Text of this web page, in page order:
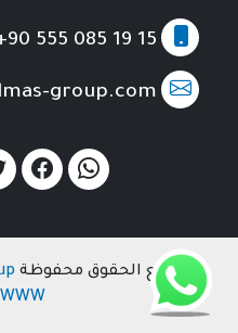
555 085 19 15
group.com
© جميع الحقوق محفوظة